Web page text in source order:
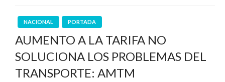
NACIONAL PORTADA
AUMENTO A LA TARIFA NO
SOLUCIONA LOS PROBLEMAS DEL
TRANSPORTE: AMTM